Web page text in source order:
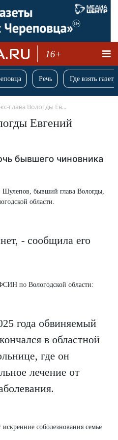
16+
Речь Где взять
глава Вологды Ев...
Евгений
бывшего чиновника
Шулепов, бывший глава Вологды,
области.
- сообщила его
по Вологодской области:
года обвиняемый
в областной
где он
лечение от
соболезнования семье